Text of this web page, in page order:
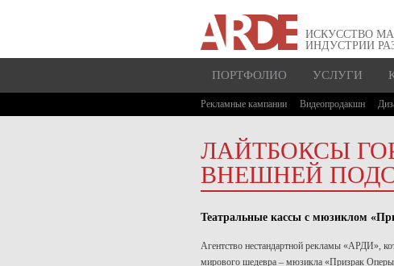
ИСКУССТВО
ИНДУСТРИИ
ПОРТФОЛИО УСЛУГИ
Рекламные кампании Видеопродакшн
ЛАЙТБОКСЫ
ВНЕШНЕЙ
Театральные кассы с мюзиклом
Агентство нестандартной рекламы «АРДИ»,
мирового шедевра – мюзикла «Призрак Оперы»